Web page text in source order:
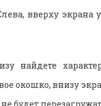
вверху
найдете
окошко, внизу